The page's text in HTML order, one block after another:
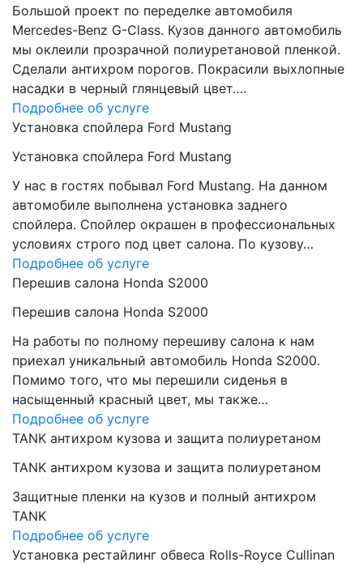
Большой проект по переделке автомобиля
Mercedes-Benz G-Class. Кузов данного автомобиль
мы оклеили прозрачной полиуретановой пленкой.
Сделали антихром порогов. Покрасили выхлопные
насадки в черный глянцевый цвет….
Подробнее об услуге
Установка спойлера Ford Mustang
Установка спойлера Ford Mustang
У нас в гостях побывал Ford Mustang. На данном
автомобиле выполнена установка заднего
спойлера. Спойлер окрашен в профессиональных
условиях строго под цвет салона. По кузову…
Подробнее об услуге
Перешив салона Honda S2000
Перешив салона Honda S2000
На работы по полному перешиву салона к нам
приехал уникальный автомобиль Honda S2000.
Помимо того, что мы перешили сиденья в
насыщенный красный цвет, мы также…
Подробнее об услуге
TANK антихром кузова и защита полиуретаном
TANK антихром кузова и защита полиуретаном
Защитные пленки на кузов и полный антихром
TANK
Подробнее об услуге
Установка рестайлинг обвеса Rolls-Royce Cullinan